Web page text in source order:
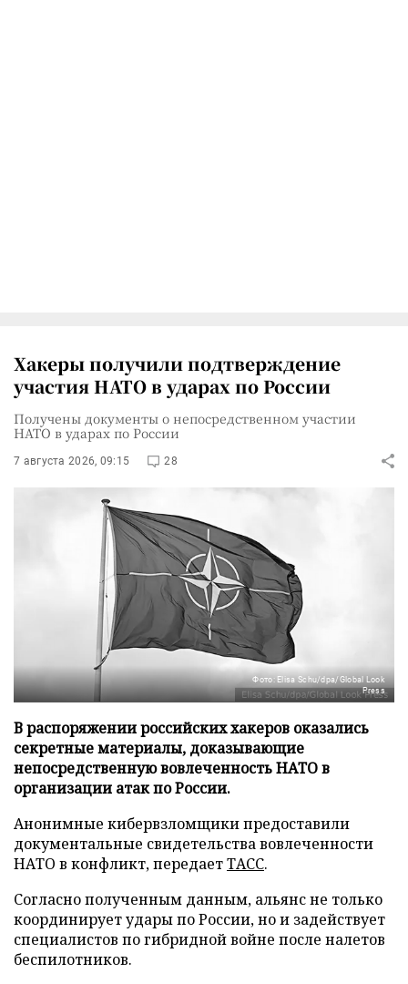
Хакеры получили подтверждение
участия НАТО в ударах по России
Получены документы о непосредственном участии
НАТО в ударах по России
7 августа 2026, 09:15 28
Фото: Elisa Schu/dpa/Global Look
Press
В распоряжении российских хакеров оказались
секретные материалы, доказывающие
непосредственную вовлеченность НАТО в
организации атак по России.
Анонимные кибервзломщики предоставили
документальные свидетельства вовлеченности
НАТО в конфликт, передаетТАСС.
Согласно полученным данным, альянс не только
координирует удары по России, но и задействует
специалистов по гибридной войне после налетов
беспилотников.